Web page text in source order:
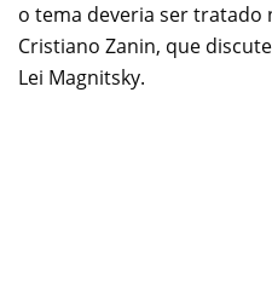
o tema deveria ser tratado
Cristiano Zanin, que
Lei Magnitsky.